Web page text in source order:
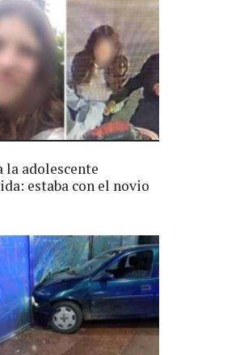
la adolescente
estaba con el novio